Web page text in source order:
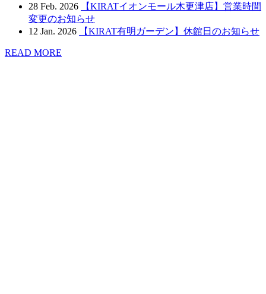
28 Feb. 2026
【KIRATイオンモール木更津店】営業時間
変更のお知らせ
12 Jan. 2026
【KIRAT有明ガーデン】休館日のお知らせ
READ MORE